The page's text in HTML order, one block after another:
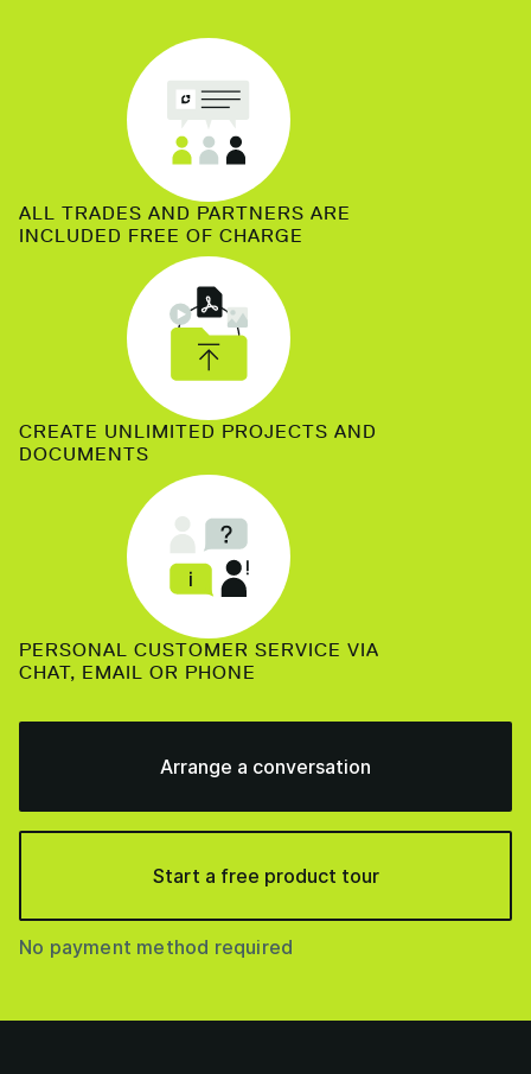
ALL TRADES AND PARTNERS ARE
INCLUDED FREE OF CHARGE
CREATE UNLIMITED PROJECTS AND
DOCUMENTS
PERSONAL CUSTOMER SERVICE VIA
CHAT, EMAIL OR PHONE
Arrange a conversation
Start a free product tour
No payment method required